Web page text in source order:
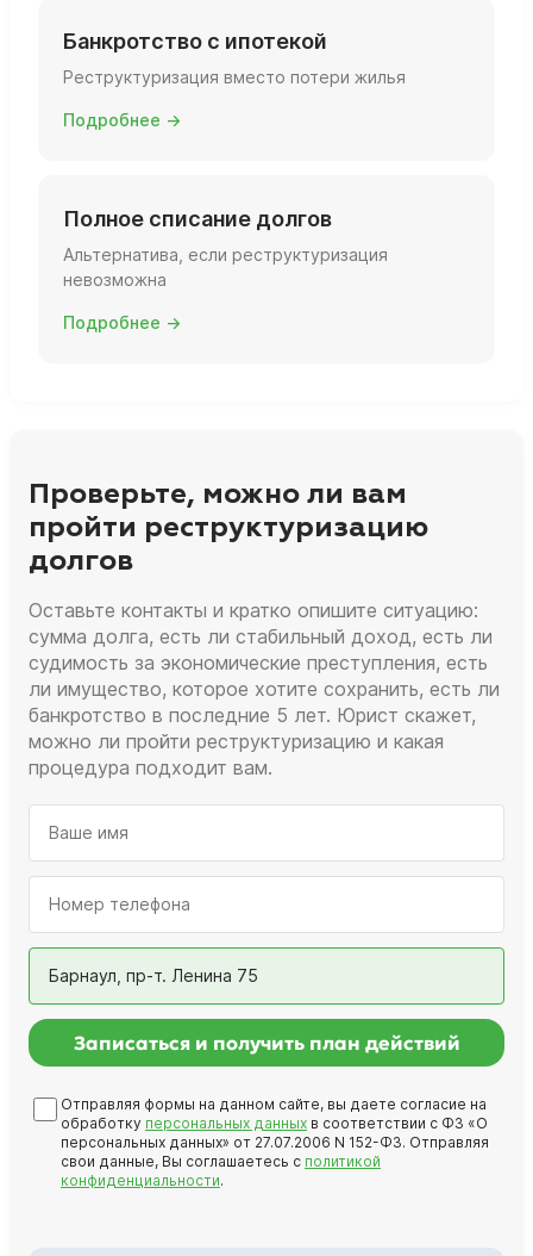
Банкротство с ипотекой
Реструктуризация вместо потери жилья
Подробнее →
Полное списание долгов
Альтернатива, если реструктуризация
невозможна
Подробнее →
Проверьте, можно ли вам
пройти реструктуризацию
долгов
Оставьте контакты и кратко опишите ситуацию:
сумма долга, есть ли стабильный доход, есть ли
судимость за экономические преступления, есть
ли имущество, которое хотите сохранить, есть ли
банкротство в последние 5 лет. Юрист скажет,
можно ли пройти реструктуризацию и какая
процедура подходит вам.
Барнаул, пр-т. Ленина 75
Записаться и получить план действий
Отправляя формы на данном сайте, вы даете согласие на
обработку персональных данных в соответствии с ФЗ «О
персональных данных» от 27.07.2006 N 152-ФЗ. Отправляя
свои данные, Вы соглашаетесь с политикой
конфиденциальности.